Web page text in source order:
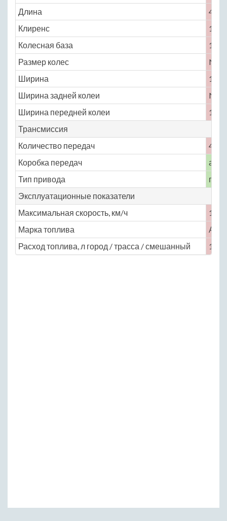
Длина
4785
Клиренс
125
Колесная база
1550
Размер колес
No
Ширина
1815
Ширина задней колеи
No
Ширина передней колеи
1530
Трансмиссия
Количество передач
4
Коробка передач
Тип привода
Эксплуатационные показатели
Максимальная скорость, км/ч
190
Марка топлива
АИ-
Расход топлива, л город / трасса / смешанный
10.7